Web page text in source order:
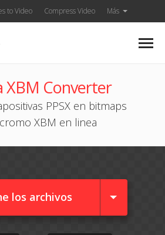
to Video Compress Video Más
XBM Converter
PPSX en bitmaps
XBM en linea
los archivos